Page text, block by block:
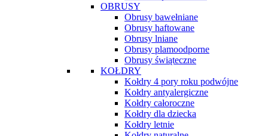
OBRUSY
Obrusy bawełniane
Obrusy haftowane
Obrusy lniane
Obrusy plamoodporne
Obrusy świąteczne
KOŁDRY
Kołdry 4 pory roku podwójne
Kołdry antyalergiczne
Kołdry całoroczne
Kołdry dla dziecka
Kołdry letnie